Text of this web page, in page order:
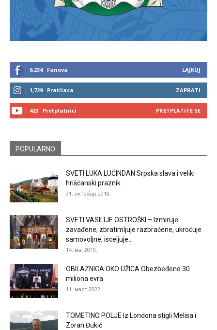
6,234 Fanova LAJKUJ
1,729 Pratilaca ZAPRATI
423 Pretplatnici PRETPLATITE SE
POPULARNO
SVETI LUKA LUČINDAN Srpska slava i veliki
hrišćanski praznik
31. октобар 2018.
SVETI VASILIJE OSTROŠKI – Izmiruje
zavađene, zbratimljuje razbraćene, ukroćuje
samovoljne, isceljuje...
14. мај 2019.
OBILAZNICA OKO UŽICA Obezbeđeno 30
miliona evra
11. март 2022.
TOMETINO POLJE Iz Londona stigli Melisa i
Zoran Đukić